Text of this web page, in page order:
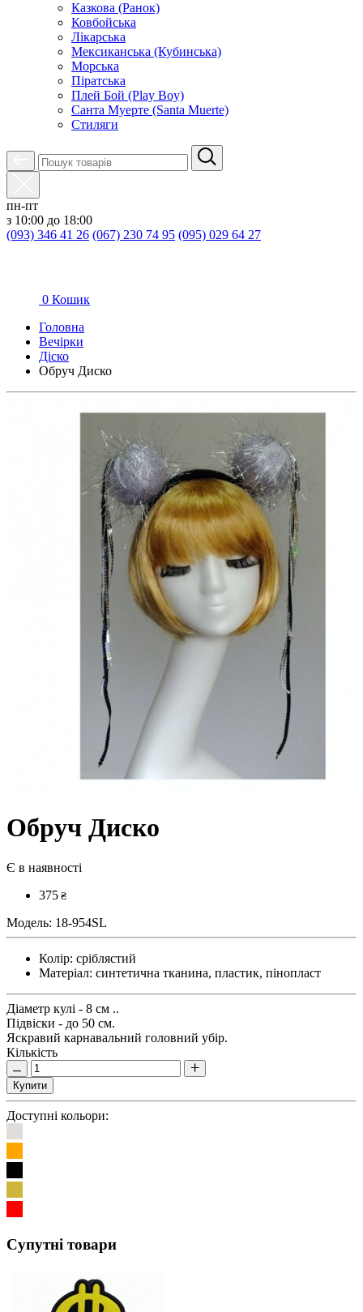
Казкова (Ранок)
Ковбойська
Лікарська
Мексиканська (Кубинська)
Морська
Піратська
Плей Бой (Play Boy)
Санта Муерте (Santa Muerte)
Стиляги
пн-пт
з 10:00 до 18:00
(093) 346 41 26 (067) 230 74 95 (095) 029 64 27
0 Кошик
Головна
Вечірки
Діско
Обруч Диско
Обруч Диско
Є в наявності
375 ₴
Модель: 18-954SL
Колір: сріблястий
Матеріал: синтетична тканина, пластик, пінопласт
Діаметр кулі - 8 см ..
Підвіски - до 50 см.
Яскравий карнавальний головний убір.
Кількість
Купити
Доступні кольори:
Супутні товари